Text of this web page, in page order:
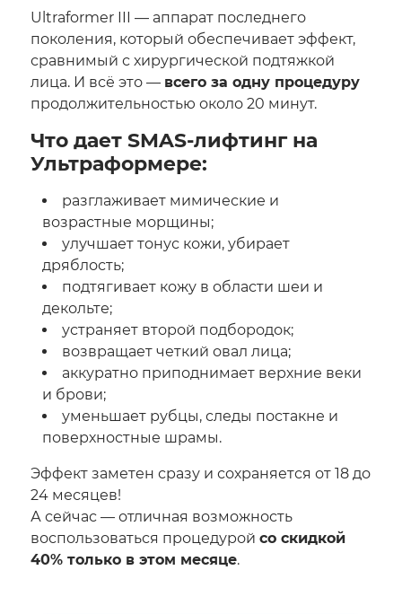
Ultraformer III — аппарат последнего
поколения, который обеспечивает эффект,
сравнимый с хирургической подтяжкой
лица. И всё это — всего за одну процедуру
продолжительностью около 20 минут.
Что дает SMAS-лифтинг на
Ультраформере:
разглаживает мимические и
возрастные морщины;
улучшает тонус кожи, убирает
дряблость;
подтягивает кожу в области шеи и
декольте;
устраняет второй подбородок;
возвращает четкий овал лица;
аккуратно приподнимает верхние веки
и брови;
уменьшает рубцы, следы постакне и
поверхностные шрамы.
Эффект заметен сразу и сохраняется от 18 до
24 месяцев!
А сейчас — отличная возможность
воспользоваться процедуройсо скидкой
40% только в этом месяце.